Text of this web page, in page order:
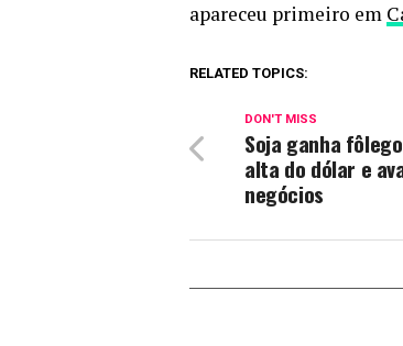
apareceu primeiro em
RELATED TOPICS:
DON'T MISS
Soja ganha
alta do dólar e
negócios